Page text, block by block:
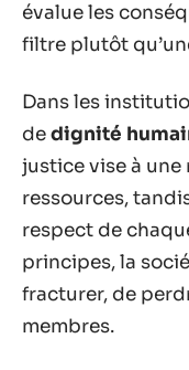
évalue les
filtre plutôt
Dans les
dedignité
justice vise à
ressources,
respect de
principes, la
fracturer, de
membres.